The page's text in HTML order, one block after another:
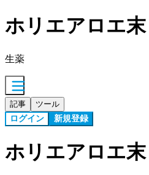
ホリエアロエ末
生薬
記事 ツール
ログイン 新規登録
ホリエアロエ末